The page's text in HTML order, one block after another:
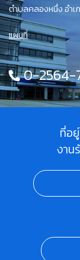
ตำบลคลองหนึ่ง อำเ
แผนที่
0-2564-
ที่อ
งาน